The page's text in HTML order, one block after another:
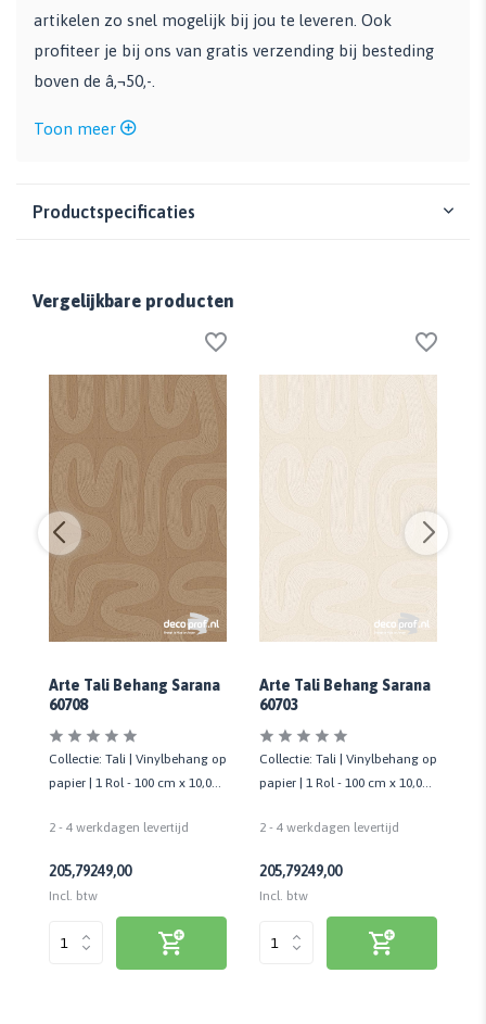
artikelen zo snel mogelijk bij jou te leveren. Ook
profiteer je bij ons van gratis verzending bij besteding
boven de â‚¬50,-.
Toon meer
Productspecificaties
Vergelijkbare producten
Arte Tali Behang Sarana
60708
Collectie: Tali | Vinylbehang op
papier | 1 Rol - 100 cm x 10,05
2 - 4 werkdagen levertijd
205,79249,00
Incl. btw
Arte Tali Behang Sarana
60703
Collectie: Tali | Vinylbehang op
papier | 1 Rol - 100 cm x 10,05
2 - 4 werkdagen levertijd
205,79249,00
Incl. btw